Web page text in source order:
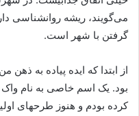
می‌گویند، ریشه روانشناسی
گرفتن با شهر است.
از ابتدا که ایده پیاده به
بود. یک اسم خاصی به نام
کرده بودم و هنوز طرحهای